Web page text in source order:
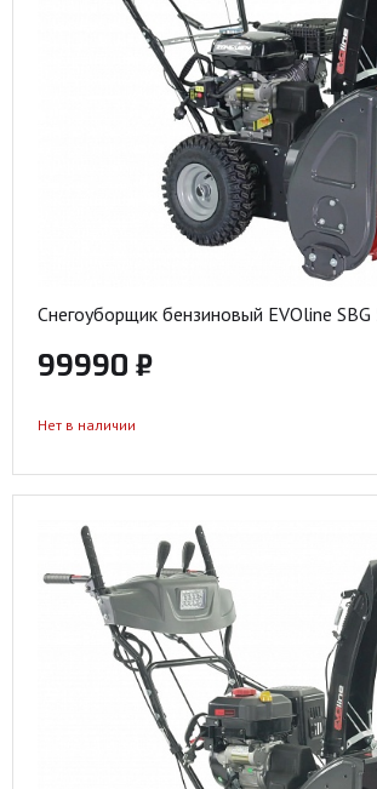
Снегоуборщик бензиновый EVOline SBG
99990 ₽
Нет в наличии